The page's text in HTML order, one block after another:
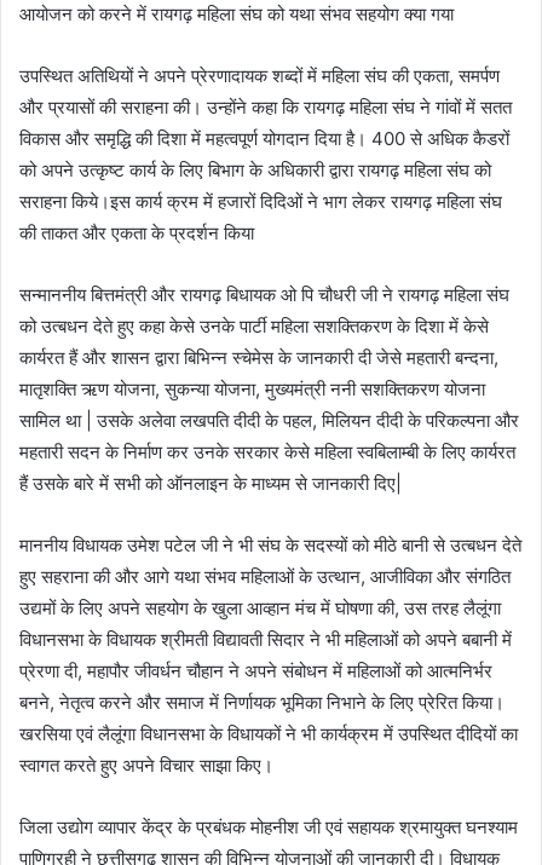
आयोजन को करने में रायगढ़ महिला संघ को यथा संभव सहयोग क्या गया
उपस्थित अतिथियों ने अपने प्रेरणादायक शब्दों में महिला संघ की एकता, समर्पण
और प्रयासों की सराहना की। उन्होंने कहा कि रायगढ़ महिला संघ ने गांवों में सतत
विकास और समृद्धि की दिशा में महत्वपूर्ण योगदान दिया है। 400 से अधिक कैडरों
को अपने उत्कृष्ट कार्य के लिए बिभाग के अधिकारी द्वारा रायगढ़ महिला संघ को
सराहना किये।इस कार्य क्रम में हजारों दिदिओं ने भाग लेकर रायगढ़ महिला संघ
की ताकत और एकता के प्रदर्शन किया
सन्माननीय बित्तमंत्री और रायगढ़ बिधायक ओ पि चौधरी जी ने रायगढ़ महिला संघ
को उत्बधन देते हुए कहा केसे उनके पार्टी महिला सशक्तिकरण के दिशा में केसे
कार्यरत हैं और शासन द्वारा बिभिन्न स्चेमेस के जानकारी दी जेसे महतारी बन्दना,
मातृशक्ति ऋण योजना, सुकन्या योजना, मुख्यमंत्री ननी सशक्तिकरण योजना
सामिल था | उसके अलेवा लखपति दीदी के पहल, मिलियन दीदी के परिकल्पना और
महतारी सदन के निर्माण कर उनके सरकार केसे महिला स्वबिलाम्बी के लिए कार्यरत
हैं उसके बारे में सभी को ऑनलाइन के माध्यम से जानकारी दिए|
माननीय विधायक उमेश पटेल जी ने भी संघ के सदस्यों को मीठे बानी से उत्बधन देते
हुए सहराना की और आगे यथा संभव महिलाओं के उत्थान, आजीविका और संगठित
उद्यमों के लिए अपने सहयोग के खुला आव्हान मंच में घोषणा की, उस तरह लैलूंगा
विधानसभा के विधायक श्रीमती विद्यावती सिदार ने भी महिलाओं को अपने बबानी में
प्रेरणा दी, महापौर जीवर्धन चौहान ने अपने संबोधन में महिलाओं को आत्मनिर्भर
बनने, नेतृत्व करने और समाज में निर्णायक भूमिका निभाने के लिए प्रेरित किया।
खरसिया एवं लैलूंगा विधानसभा के विधायकों ने भी कार्यक्रम में उपस्थित दीदियों का
स्वागत करते हुए अपने विचार साझा किए।
जिला उद्योग व्यापार केंद्र के प्रबंधक मोहनीश जी एवं सहायक श्रमायुक्त घनश्याम
पाणिग्रही ने छत्तीसगढ़ शासन की विभिन्न योजनाओं की जानकारी दी। विधायक